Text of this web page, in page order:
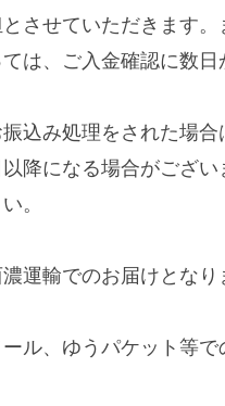
させていただきます。
は、ご入金確認に数日
込み処理をされた場合
降になる場合がござい
。
運輸でのお届けとなり
ル、ゆうパケット等で